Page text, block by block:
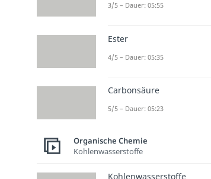
3/5 – Dauer: 05:55
Ester
4/5 – Dauer: 05:35
Carbonsäure
5/5 – Dauer: 05:23
Organische Chemie
Kohlenwasserstoffe
Kohlenwasserstoffe